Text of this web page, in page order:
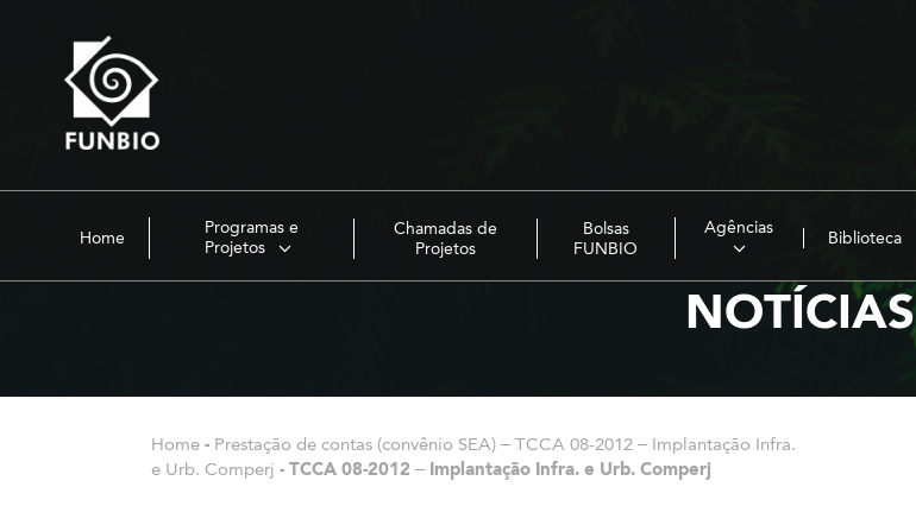
Home
Programas e
Projetos
Chamadas de
Projetos
Bolsas
FUNBIO
Agências
Biblioteca
NOTÍCIAS
Home - Prestação de contas (convênio SEA) – TCCA 08-2012 – Implantação Infra.
e Urb. Comperj - TCCA 08-2012 – Implantação Infra. e Urb. Comperj